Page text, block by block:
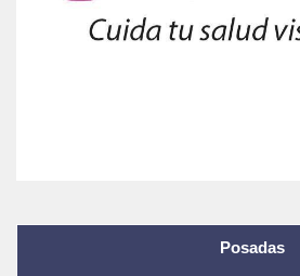
Posadas